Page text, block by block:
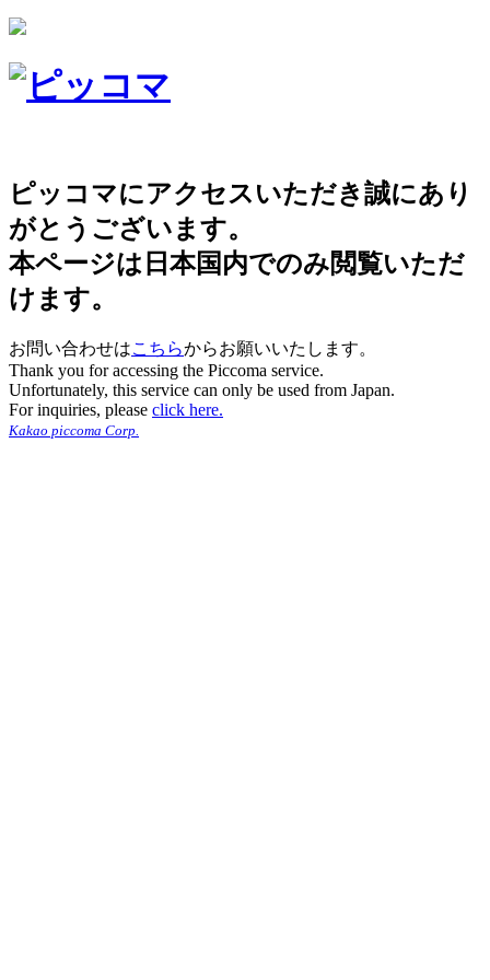
ピッコマにアクセスいただき誠にあり
がとうございます。
本ページは日本国内でのみ閲覧いただ
けます。
お問い合わせはこちらからお願いいたします。
Thank you for accessing the Piccoma service.
Unfortunately, this service can only be used from Japan.
For inquiries, please click here.
Kakao piccoma Corp.